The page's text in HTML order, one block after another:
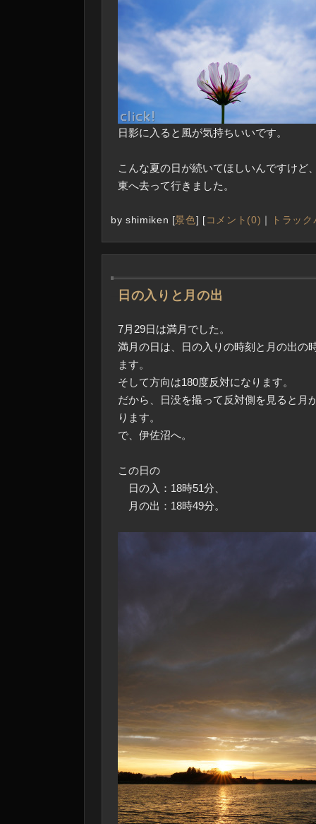
日影に入ると風が気持ちいいです。
こんな夏の日が続いてほしいんですけど
東へ去って行きました。
by shimiken [景色] [ コメント(0) トラッ
日の入りと月の出
―
7月29日は満月でした。
満月の日は、日の入りの時刻と月の出の
ます。
そして方向は180度反対になります。
だから、日没を撮って反対側を見ると月
ります。
で、伊佐沼へ。
この日の
日の入：18時51分、
月の出：18時49分。